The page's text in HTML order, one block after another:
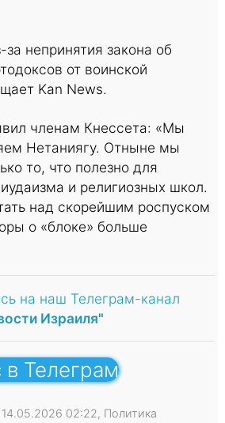
непринятия закона об
от воинской
Kan News.
членам Кнессета: «Мы
Нетаниягу. Отныне мы
то, что полезно для
и религиозных школ.
над скорейшим роспуском
о «блоке» больше
на наш Телеграм-канал
Израиля"
в Телеграм
02:22, Политика